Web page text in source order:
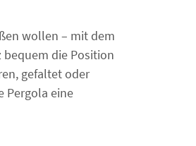
wollen – mit dem
bequem die Position
gefaltet oder
Pergola eine